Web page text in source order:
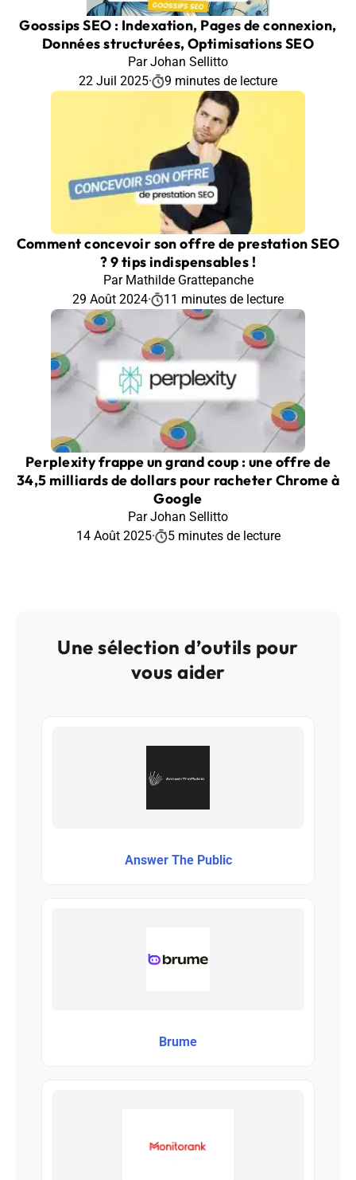
Goossips SEO : Indexation, Pages de connexion,
Données structurées, Optimisations SEO
Par Johan Sellitto
22 Juil 2025· 9 minutes de lecture
Comment concevoir son offre de prestation SEO
? 9 tips indispensables !
Par Mathilde Grattepanche
29 Août 2024· 11 minutes de lecture
Perplexity frappe un grand coup : une offre de
34,5 milliards de dollars pour racheter Chrome à
Google
Par Johan Sellitto
14 Août 2025· 5 minutes de lecture
Une sélection d’outils pour
vous aider
Answer The Public
Brume